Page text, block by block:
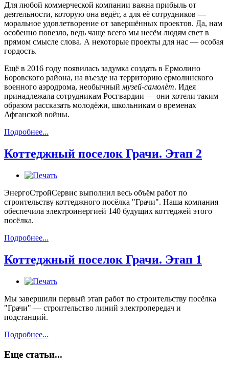
Для любой коммерческой компании важна прибыль от
деятельности, которую она ведёт, а для её сотрудников —
моральное удовлетворение от завершённых проектов. Да, нам
особенно повезло, ведь чаще всего мы несём людям свет в
прямом смысле слова. А некоторые проекты для нас — особая
гордость.
Ещё в 2016 году появилась задумка создать в Ермолино
Боровского района, на въезде на территорию ермолинского
военного аэродрома, необычныймузей-самолёт. Идея
принадлежала сотрудникам Росгвардии — они хотели таким
образом рассказать молодёжи, школьникам о временах
Афганской войны.
Подробнее...
Коттеджный поселок Грачи. Этап 2
ЭнергоСтройСервис выполнил весь объём работ по
строительству коттеджного посёлка "Грачи". Наша компания
обеспечила электроинергией 140 будущих коттеджей этого
посёлка.
Подробнее...
Коттеджный поселок Грачи. Этап 1
Мы завершили первый этап работ по строительству посёлка
"Грачи" — строительство линий электропередач и
подстанций.
Подробнее...
Еще статьи...